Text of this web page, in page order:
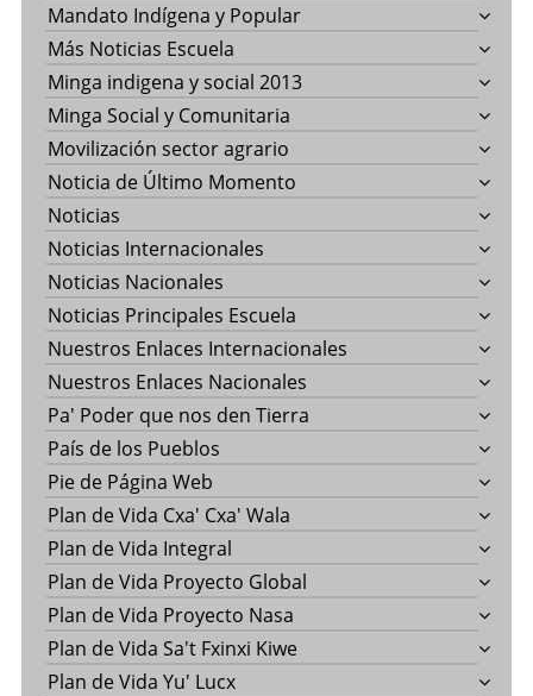
Mandato Indígena y Popular
Más Noticias Escuela
Minga indigena y social 2013
Minga Social y Comunitaria
Movilización sector agrario
Noticia de Último Momento
Noticias
Noticias Internacionales
Noticias Nacionales
Noticias Principales Escuela
Nuestros Enlaces Internacionales
Nuestros Enlaces Nacionales
Pa' Poder que nos den Tierra
País de los Pueblos
Pie de Página Web
Plan de Vida Cxa' Cxa' Wala
Plan de Vida Integral
Plan de Vida Proyecto Global
Plan de Vida Proyecto Nasa
Plan de Vida Sa't Fxinxi Kiwe
Plan de Vida Yu' Lucx